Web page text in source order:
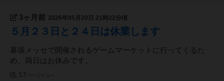
3ヶ月前 2026年05月20日 21時22分頃
５月２３日と２４日は休業します
幕張メッセで開催されるゲームマーケットに行ってくるた
め、両日はお休みです。